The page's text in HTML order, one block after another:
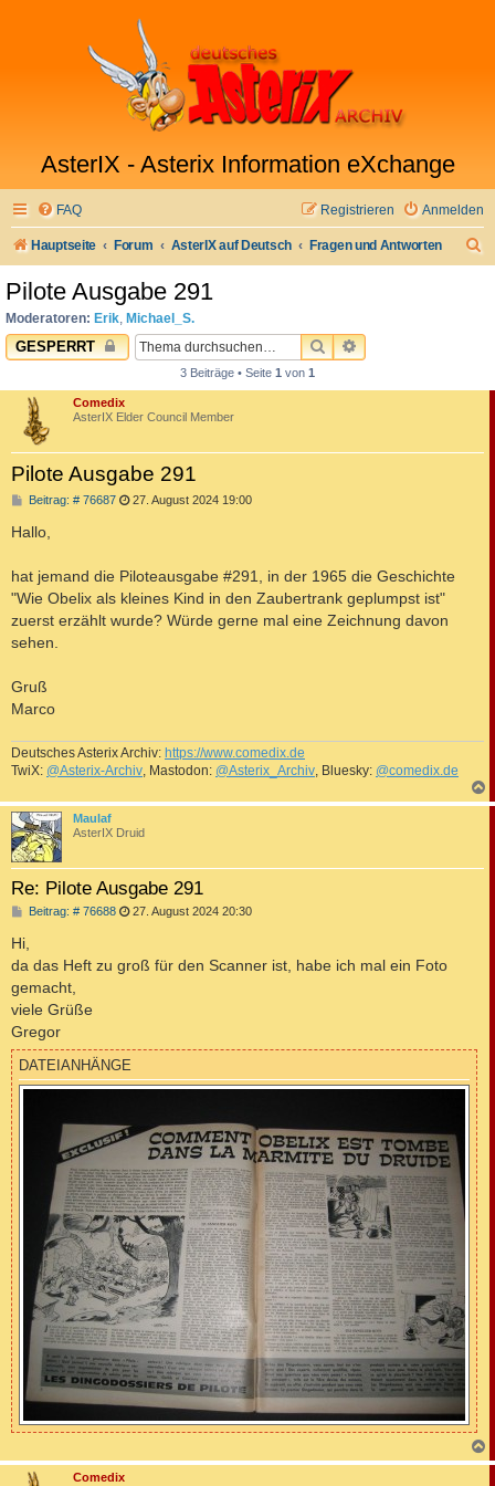
AsterIX - Asterix Information eXchange
FAQ Anmelden
Registrieren
Hauptseite Forum AsterIX auf Deutsch Fragen und Antworten
Pilote Ausgabe 291
Moderatoren: Erik, Michael_S.
GESPERRT SUCHEERWEITERTE
3 Beiträge • Seite 1 von 1
Comedix
AsterIX Elder Council Member
Pilote Ausgabe 291
Beitrag: # 76687B
a
g
27. August 2024 19:00
Hallo,
hat jemand die Piloteausgabe #291, in der 1965 die Geschichte
"Wie Obelix als kleines Kind in den Zaubertrank geplumpst ist"
zuerst erzählt wurde? Würde gerne mal eine Zeichnung davon
sehen.
Gruß
Marco
Deutsches Asterix Archiv: https://www.comedix.de
TwiX: @Asterix-Archiv, Mastodon: @Asterix_Archiv, Bluesky: @comedix.de
a
Maulaf
AsterIX Druid
Re: Pilote Ausgabe 291
Beitrag: # 76688B
r
27. August 2024 20:30
Hi,
da das Heft zu groß für den Scanner ist, habe ich mal ein Foto
gemacht,
viele Grüße
Gregor
DATEIANHÄNGE
a
Comedix